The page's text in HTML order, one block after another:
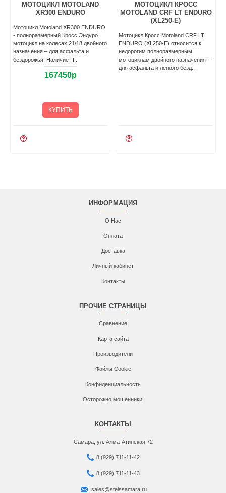
МОТОЦИКЛ MOTOLAND
XR300 ENDURO
Мотоцикл Motoland XR300 ENDURO
- полноразмерный Кросс Эндуро
мотоцикл на колесах 21/18 двойного
назначения – для асфальта и
бездорожья. Наличие П..
167450р
КУПИТЬ
МОТОЦИКЛ КРОСС
MOTOLAND CRF LT ENDURO
(XL250-E)
Мотоцикл Кросс Motoland CRF LT
ENDURO (XL250-E) относится к
недорогим полноразмерным
мотоциклам двойного назначения –
для асфальта и легкого безд..
ИНФОРМАЦИЯ
О Нас
Оплата
Доставка
Личный кабинет
Контакты
ПРОЧИЕ СТРАНИЦЫ
Сравнение
Карта сайта
Производители
Файлы Cookie
Конфиденциальность
Осторожно мошенники!
КОНТАКТЫ
Самара, ул. Алма-Атинская 72
8 (929) 711-11-42
8 (929) 711-11-43
sales@stelssamara.ru